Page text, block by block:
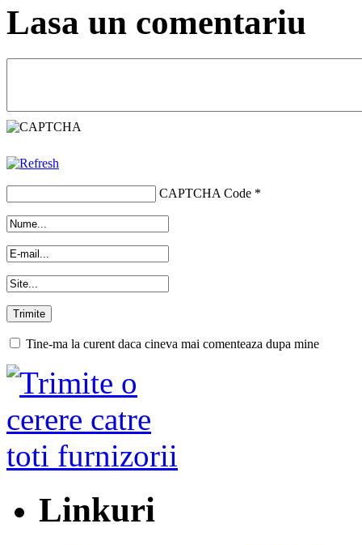
Lasa un comentariu
CAPTCHA Code *
Tine-ma la curent daca cineva mai comenteaza dupa mine
Linkuri